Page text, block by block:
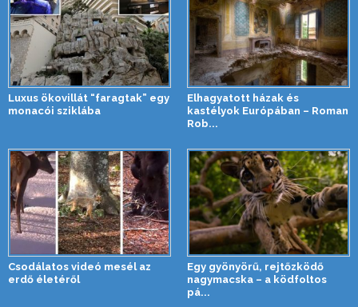
Luxus ökovillát “faragtak” egy
monacói sziklába
Elhagyatott házak és
kastélyok Európában – Roman
Rob...
Csodálatos videó mesél az
erdő életéről
Egy gyönyörű, rejtőzködő
nagymacska – a ködfoltos
pá...